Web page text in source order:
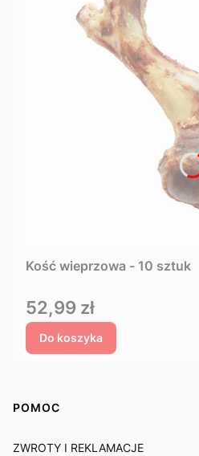
Kość wieprzowa - 10 sztuk
Cena
52,99 zł
Do koszyka
Linki w stopce
POMOC
ZWROTY I REKLAMACJE